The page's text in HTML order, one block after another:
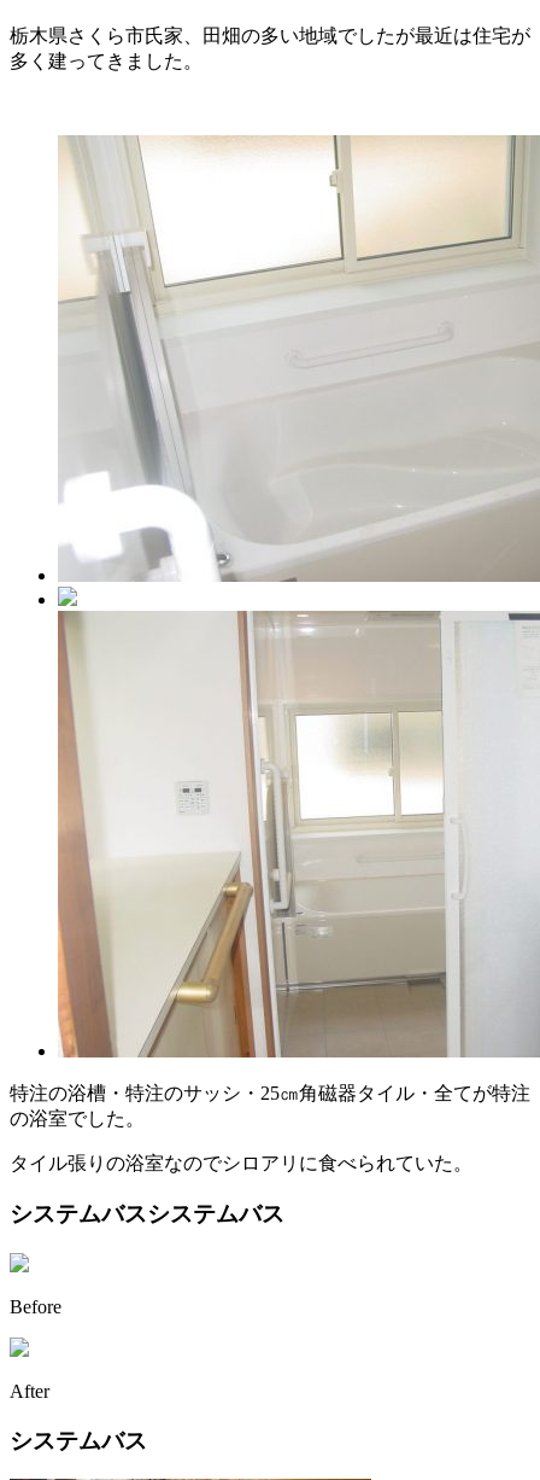
栃木県さくら市氏家、田畑の多い地域でしたが最近は住宅が
多く建ってきました。
特注の浴槽・特注のサッシ・25㎝角磁器タイル・全てが特注
の浴室でした。
タイル張りの浴室なのでシロアリに食べられていた。
システムバスシステムバス
Before
After
システムバス